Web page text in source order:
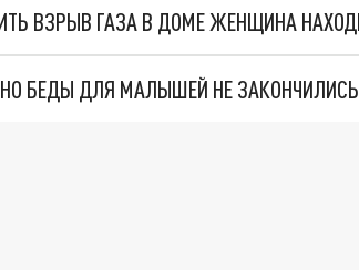
БЕДЫ ДЛЯ МАЛЫШЕЙ НЕ ЗАКОНЧИЛИСЬ